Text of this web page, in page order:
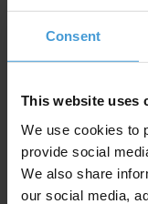
Consent
This website uses
We use cookies to
provide social
We also share
our social media,
uwmedewerker
Wilt u eerst meer
kunt ucontactmet